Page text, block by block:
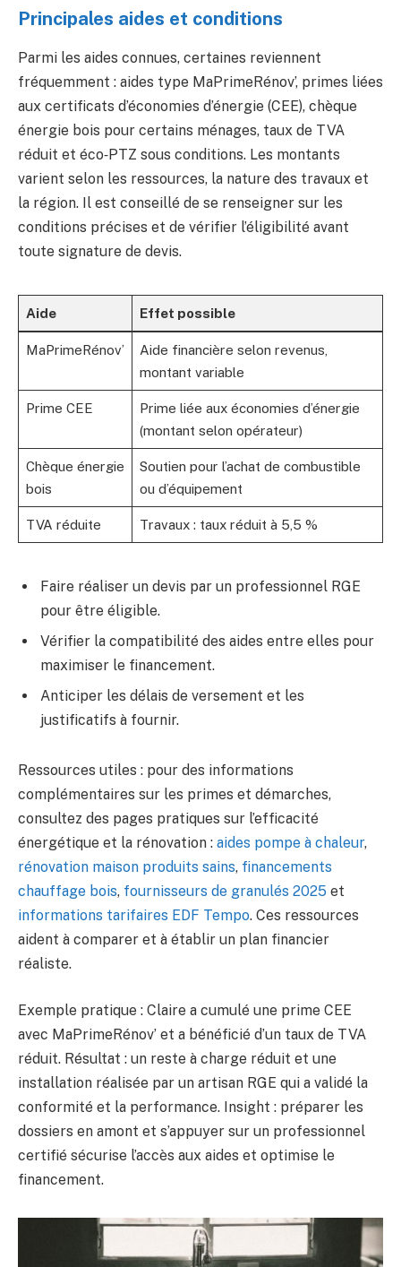
Principales aides et conditions
Parmi les aides connues, certaines reviennent
fréquemment : aides type MaPrimeRénov’, primes liées
aux certificats d’économies d’énergie (CEE), chèque
énergie bois pour certains ménages, taux de TVA
réduit et éco‑PTZ sous conditions. Les montants
varient selon les ressources, la nature des travaux et
la région. Il est conseillé de se renseigner sur les
conditions précises et de vérifier l’éligibilité avant
toute signature de devis.
Aide Effet possible
MaPrimeRénov’
Aide financière selon revenus,
montant variable
Prime CEE
Prime liée aux économies d’énergie
(montant selon opérateur)
Chèque énergie
bois
Soutien pour l’achat de combustible
ou d’équipement
TVA réduite Travaux : taux réduit à 5,5 %
Faire réaliser un devis par un professionnel RGE
pour être éligible.
Vérifier la compatibilité des aides entre elles pour
maximiser le financement.
Anticiper les délais de versement et les
justificatifs à fournir.
Ressources utiles : pour des informations
complémentaires sur les primes et démarches,
consultez des pages pratiques sur l’efficacité
énergétique et la rénovation : aides pompe à chaleur,
rénovation maison produits sains, financements
chauffage bois, fournisseurs de granulés 2025 et
informations tarifaires EDF Tempo. Ces ressources
aident à comparer et à établir un plan financier
réaliste.
Exemple pratique : Claire a cumulé une prime CEE
avec MaPrimeRénov’ et a bénéficié d’un taux de TVA
réduit. Résultat : un reste à charge réduit et une
installation réalisée par un artisan RGE qui a validé la
conformité et la performance. Insight : préparer les
dossiers en amont et s’appuyer sur un professionnel
certifié sécurise l’accès aux aides et optimise le
financement.